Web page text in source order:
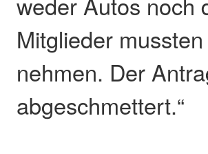
Mitglieder
nehmen. Der
abgeschmettert.“